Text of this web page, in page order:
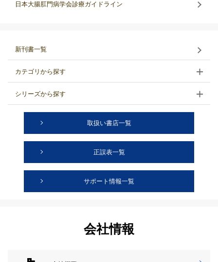
日本大腸肛門病学会診療ガイドライン
新刊書一覧
カテゴリから探す
シリーズから探す
取扱い書店一覧
正誤表一覧
サポート情報一覧
会社情報